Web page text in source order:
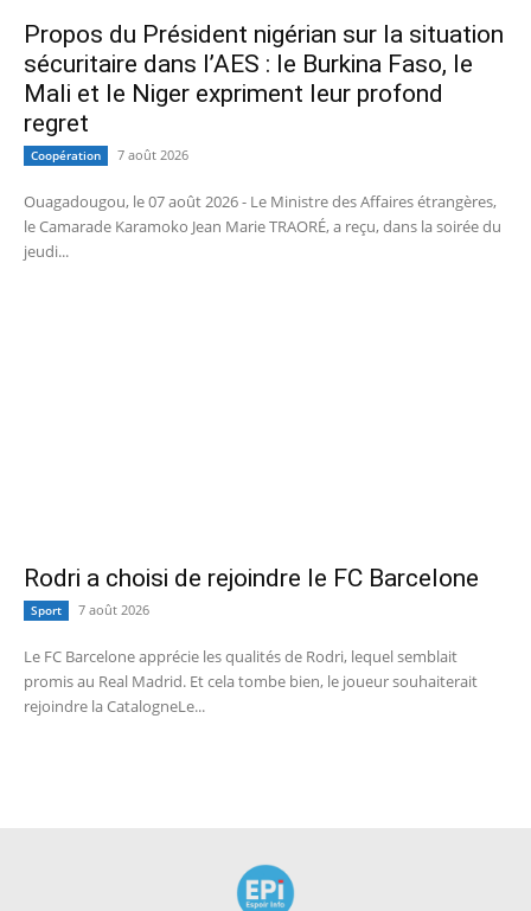
Propos du Président nigérian sur la situation
sécuritaire dans l’AES : le Burkina Faso, le
Mali et le Niger expriment leur profond
regret
Coopération 7 août 2026
Ouagadougou, le 07 août 2026 - Le Ministre des Affaires étrangères,
le Camarade Karamoko Jean Marie TRAORÉ, a reçu, dans la soirée du
jeudi...
Rodri a choisi de rejoindre le FC Barcelone
Sport 7 août 2026
Le FC Barcelone apprécie les qualités de Rodri, lequel semblait
promis au Real Madrid. Et cela tombe bien, le joueur souhaiterait
rejoindre la CatalogneLe...